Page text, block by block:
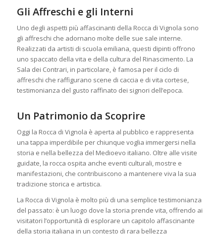
Gli Affreschi e gli Interni
Uno degli aspetti più affascinanti della Rocca di Vignola sono
gli affreschi che adornano molte delle sue sale interne.
Realizzati da artisti di scuola emiliana, questi dipinti offrono
uno spaccato della vita e della cultura del Rinascimento. La
Sala dei Contrari, in particolare, è famosa per il ciclo di
affreschi che raffigurano scene di caccia e di vita cortese,
testimonianza del gusto raffinato dei signori dell’epoca.
Un Patrimonio da Scoprire
Oggi la Rocca di Vignola è aperta al pubblico e rappresenta
una tappa imperdibile per chiunque voglia immergersi nella
storia e nella bellezza del Medioevo italiano. Oltre alle visite
guidate, la rocca ospita anche eventi culturali, mostre e
manifestazioni, che contribuiscono a mantenere viva la sua
tradizione storica e artistica.
La Rocca di Vignola è molto più di una semplice testimonianza
del passato: è un luogo dove la storia prende vita, offrendo ai
visitatori l’opportunità di esplorare un capitolo affascinante
della storia italiana in un contesto di rara bellezza